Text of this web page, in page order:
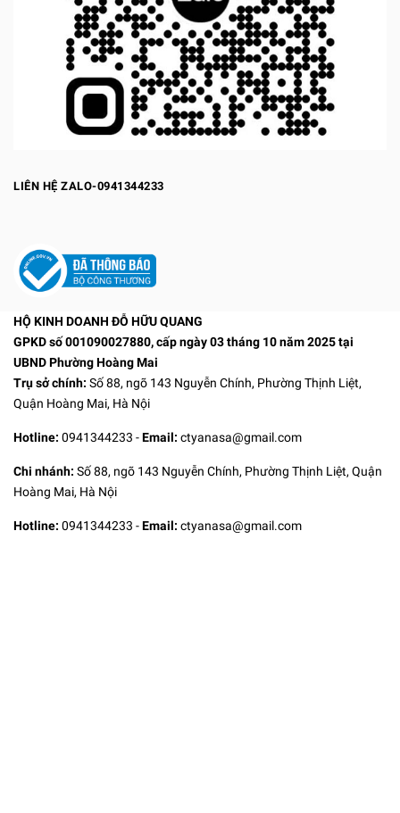
LIÊN HỆ ZALO-0941344233
HỘ KINH DOANH ĐỖ HỮU QUANG
GPKD số 001090027880, cấp ngày 03 tháng 10 năm 2025 tại
UBND Phường Hoàng Mai
Trụ sở chính: Số 88, ngõ 143 Nguyễn Chính, Phường Thịnh Liệt,
Quận Hoàng Mai, Hà Nội
Hotline: 0941344233 -Email: ctyanasa@gmail.com
Chi nhánh: Số 88, ngõ 143 Nguyễn Chính, Phường Thịnh Liệt, Quận
Hoàng Mai, Hà Nội
Hotline: 0941344233 -Email: ctyanasa@gmail.com